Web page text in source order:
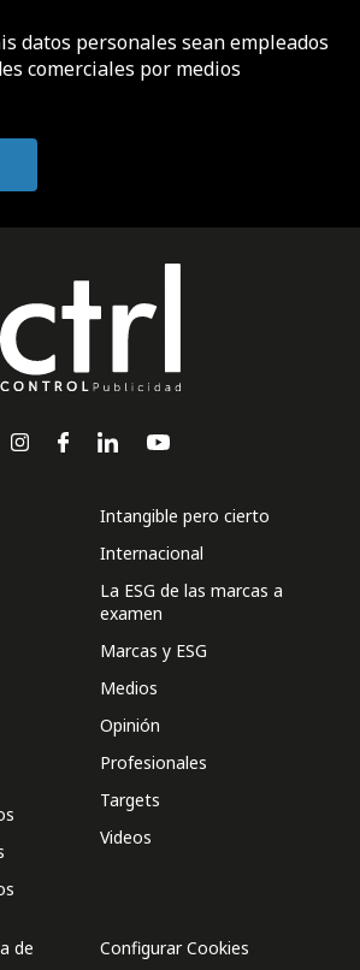
datos personales sean empleados
comerciales por medios
Intangible pero cierto
Internacional
La ESG de las marcas a
examen
Marcas y ESG
Medios
Opinión
Profesionales
Targets
Videos
de
Configurar Cookies